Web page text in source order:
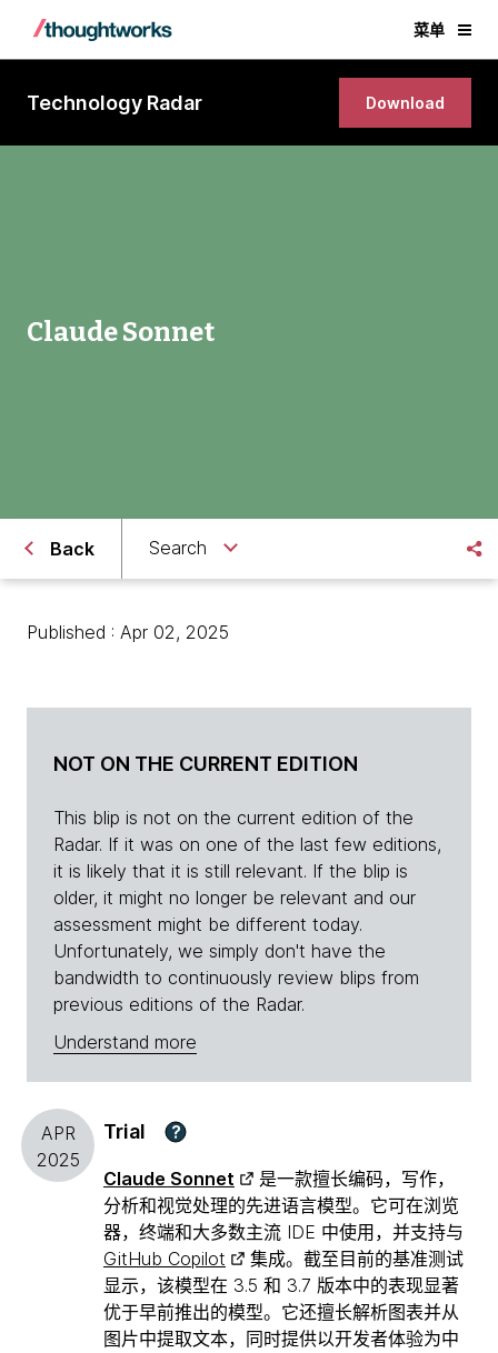
菜单
Technology Radar Download
Claude Sonnet
Back Search
Published : Apr 02, 2025
NOT ON THE CURRENT EDITION
This blip is not on the current edition of the
Radar. If it was on one of the last few editions,
it is likely that it is still relevant. If the blip is
older, it might no longer be relevant and our
assessment might be different today.
Unfortunately, we simply don't have the
bandwidth to continuously review blips from
previous editions of the Radar.
Understand more
APR
2025
Trial ?
Claude Sonnet
是一款擅长编码，写作，
分析和视觉处理的先进语言模型。它可在浏览
器，终端和大多数主流 IDE 中使用，并支持与
GitHub Copilot
集成。截至目前的基准测试
显示，该模型在 3.5 和 3.7 版本中的表现显著
优于早前推出的模型。它还擅长解析图表并从
图片中提取文本，同时提供以开发者体验为中